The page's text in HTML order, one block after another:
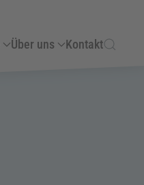
Über uns Kontakt